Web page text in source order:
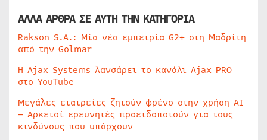
ΑΛΛΑ ΑΡΘΡΑ ΣΕ ΑΥΤΗ ΤΗΝ ΚΑΤΗΓΟΡΙΑ
Rakson S.A.: Μία νέα εμπειρία G2+ στη Μαδρίτη
από την Golmar
Η Ajax Systems λανσάρει το κανάλι Ajax PRO
στο YouTube
Μεγάλες εταιρείες ζητούν φρένο στην χρήση AI
– Αρκετοί ερευνητές προειδοποιούν για τους
κινδύνους που υπάρχουν